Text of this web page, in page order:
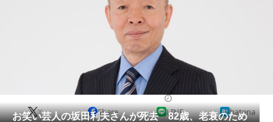
クイズ
地域
教育・育児
リサーチ
会員記事
お笑い芸人の坂田利夫さんが死去 82歳、老衰のため
X Share LINE hatena